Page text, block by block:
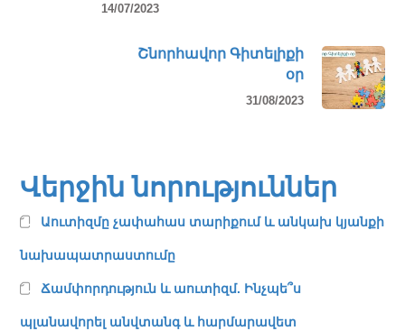
14/07/2023
Շնորհավոր Գիտելիքի
օր
31/08/2023
Վերջին նորություններ
Աուտիզմը չափահաս տարիքում և անկախ կյանքի
նախապատրաստումը
Ճամփորդություն և աուտիզմ. Ինչպե՞ս
պլանավորել անվտանգ և հարմարավետ